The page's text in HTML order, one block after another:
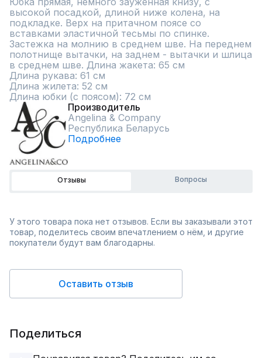
высокой посадкой, длиной ниже колена, на
подкладке. Верх на притачном поясе со
вставками эластичной тесьмы по спинке.
Застежка на молнию в среднем шве. На переднем
полотнище вытачки, на заднем - вытачки и шлица
в среднем шве. Длина жакета: 65 см
Длина рукава: 61 см
Длина жилета: 52 см
Длина юбки (с поясом): 72 см
Производитель
Angelina & Сompany
Республика Беларусь
Подробнее
Отзывы Вопросы
У этого товара пока нет отзывов. Если вы заказывали этот
товар, поделитесь своим впечатлением о нём, и другие
покупатели будут вам благодарны.
Оставить отзыв
Поделиться